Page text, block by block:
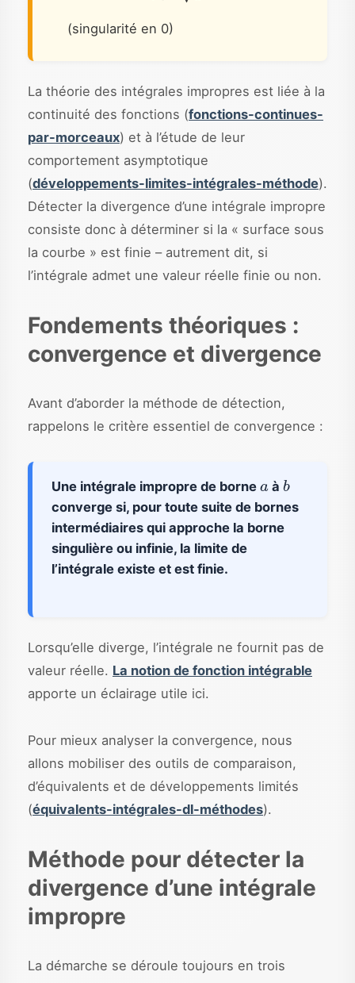
(singularité en 0)
La théorie des intégrales impropres est liée à la
continuité des fonctions (fonctions-continues-
par-morceaux) et à l’étude de leur
comportement asymptotique
(développements-limites-intégrales-méthode).
Détecter la divergence d’une intégrale impropre
consiste donc à déterminer si la « surface sous
la courbe » est finie – autrement dit, si
l’intégrale admet une valeur réelle finie ou non.
Fondements théoriques :
convergence et divergence
Avant d’aborder la méthode de détection,
rappelons le critère essentiel de convergence :
Une intégrale impropre de borne à
b
converge si, pour toute suite de bornes
intermédiaires qui approche la borne
singulière ou infinie, la limite de
l’intégrale existe et est finie.
Lorsqu’elle diverge, l’intégrale ne fournit pas de
valeur réelle. La notion de fonction intégrable
apporte un éclairage utile ici.
Pour mieux analyser la convergence, nous
allons mobiliser des outils de comparaison,
d’équivalents et de développements limités
(équivalents-intégrales-dl-méthodes).
Méthode pour détecter la
divergence d’une intégrale
impropre
La démarche se déroule toujours en trois